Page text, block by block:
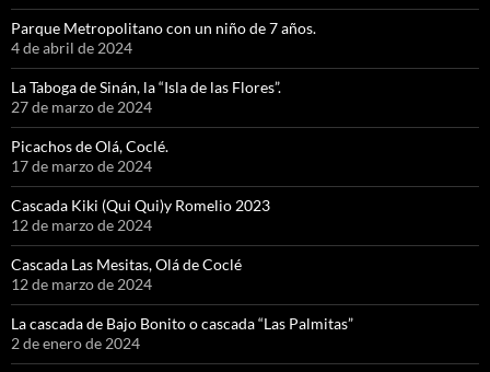
Parque Metropolitano con un niño de 7 años.
4 de abril de 2024
La Taboga de Sinán, la “Isla de las Flores”.
27 de marzo de 2024
Picachos de Olá, Coclé.
17 de marzo de 2024
Cascada Kiki (Qui Qui)y Romelio 2023
12 de marzo de 2024
Cascada Las Mesitas, Olá de Coclé
12 de marzo de 2024
La cascada de Bajo Bonito o cascada “Las Palmitas”
2 de enero de 2024